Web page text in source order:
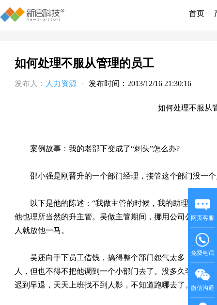
首页
如何处理不服从管理的员工
发布人： 人力资源 · 发布时间：2013/12/16 21:30:16
如何处理不服从
案例故事：我的老部下变成了“刺头”怎么办?
邵小强是刚晋升的一个部门经理，接管这个部门没一个
以下是他的陈述：“我做主管的时候，我的助理吴卫工
他也理所当然的升主管。吴做主管期间，挪用公司公款被
人就放他一马。
吴还向手下员工借钱，搞得整个部门怨气太多，不愿借
人，但也不得不把他调到一个小部门去了。没多久李调走
迟到早退，天天上班找不到人影，不知道跑哪去了。但
网页客服
免费电话
微信沟通